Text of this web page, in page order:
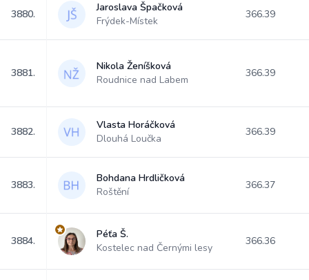
3880.
Jaroslava Špačková
Frýdek-Místek
366.39
3881.
Nikola Ženíšková
Roudnice nad Labem
366.39
3882.
Vlasta Horáčková
Dlouhá Loučka
366.39
3883.
Bohdana Hrdličková
Roštění
366.37
3884.
Péťa Š.
Kostelec nad Černými lesy
366.36